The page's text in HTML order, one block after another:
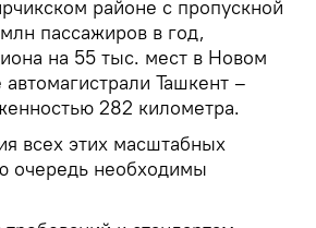
районе с пропускной
пассажиров в год,
на 55 тыс. мест в Новом
Ташкент –
282 километра.
всех этих масштабных
очередь необходимы